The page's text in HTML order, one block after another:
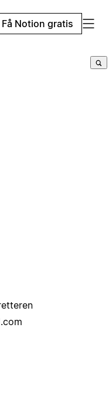
Få Notion gratis